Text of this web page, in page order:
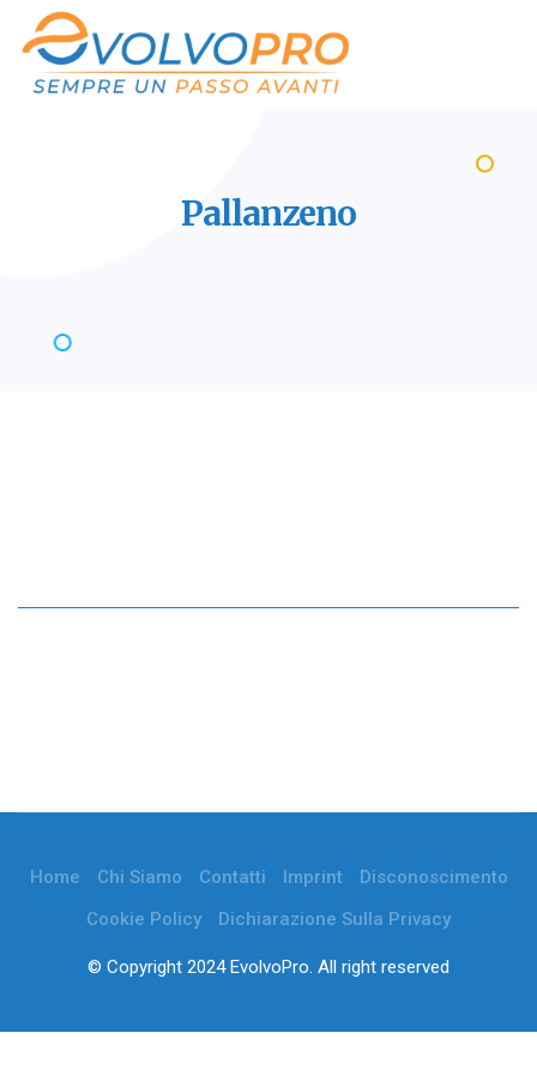
Pallanzeno
Home Chi Siamo Contatti Imprint
Disconoscimento
Cookie Policy
Dichiarazione Sulla Privacy
© Copyright 2024 EvolvoPro. All right reserved